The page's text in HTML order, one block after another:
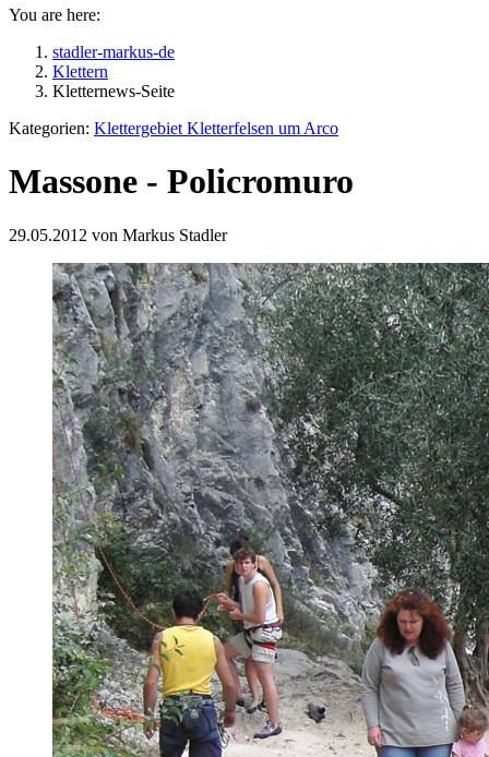
You are here:
stadler-markus-de
Klettern
Kletternews-Seite
Kategorien: Klettergebiet Kletterfelsen um Arco
Massone - Policromuro
29.05.2012 von Markus Stadler